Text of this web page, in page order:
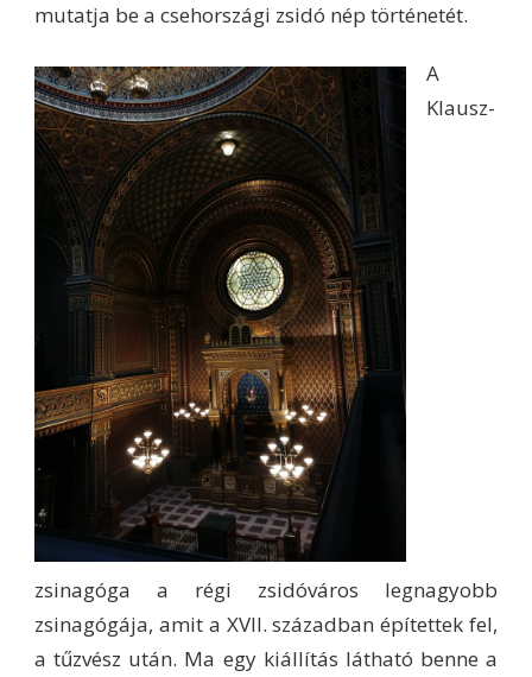
mutatja be a csehországi zsidó nép történetét.
A
Klausz-
zsinagóga a régi zsidóváros legnagyobb
zsinagógája, amit a XVII. században építettek fel,
a tűzvész után. Ma egy kiállítás látható benne a